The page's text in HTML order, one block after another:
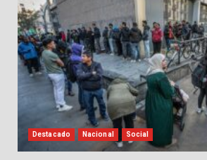
Destacado Nacional Social